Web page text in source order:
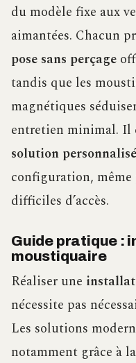
du modèle fixe aux
aimantées. Chacun
pose sans perçage
tandis que les
magnétiques
entretien minimal. Il
solution
configuration, même
difficiles d’accès.
Guide pratique :
moustiquaire
Réaliser une
nécessite pas
Les solutions
notamment grâce à la